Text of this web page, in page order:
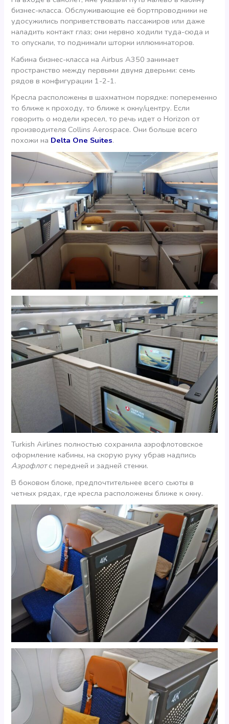
бизнес-класса. Обслуживающие её бортпроводники не
удосужились поприветствовать пассажиров или даже
наладить контакт глаз; они нервно ходили туда-сюда и
то опускали, то поднимали шторки иллюминаторов.
Кабина бизнес-класса на Airbus A350 занимает
пространство между первыми двумя дверьми: семь
рядов в конфигурации 1-2-1.
Кресла расположены в шахматном порядке: попеременно
то ближе к проходу, то ближе к окну/центру. Если
говорить о модели кресел, то речь идет о Horizon от
производителя Collins Aerospace. Они больше всего
похожи на Delta One Suites.
Turkish Airlines полностью сохранила аэрофлотовское
оформление кабины, на скорую руку убрав надпись
Аэрофлотс передней и задней стенки.
В боковом блоке, предпочтительнее всего сьюты в
четных рядах, где кресла расположены ближе к окну.